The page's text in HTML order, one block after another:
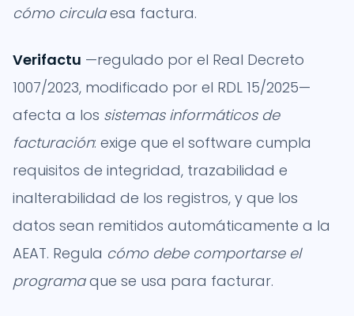
cómo circulaesa factura.
Verifactu —regulado por el Real Decreto
1007/2023, modificado por el RDL 15/2025—
afecta a los sistemas informáticos de
facturación: exige que el software cumpla
requisitos de integridad, trazabilidad e
inalterabilidad de los registros, y que los
datos sean remitidos automáticamente a la
AEAT. Regula cómo debe comportarse el
programaque se usa para facturar.